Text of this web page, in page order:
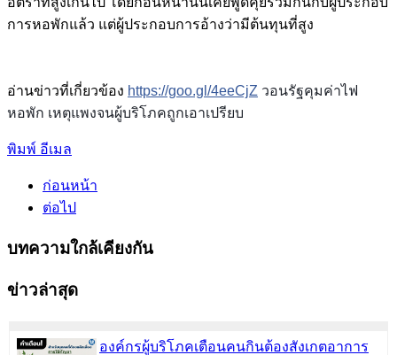
การหอพักแล้ว แต่ผู้ประกอบการอ้างว่ามีต้นทุนที่สูง
อ่านข่าวที่เกี่ยวข้อง https://goo.gl/4eeCjZ วอนรัฐคุมค่าไฟ
หอพัก เหตุแพงจนผู้บริโภคถูกเอาเปรียบ
พิมพ์ อีเมล
ก่อนหน้า
ต่อไป
บทความใกล้เคียงกัน
ข่าวล่าสุด
องค์กรผู้บริโภคเตือนคนกินต้องสังเกตอาการ